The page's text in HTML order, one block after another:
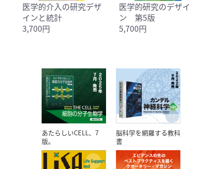
医学的介入の研究デザ
インと統計
3,700円
医学的研究のデザイ
ン 第5版
5,700円
あたらしいCELL、7
版。
脳科学を網羅する教科
書